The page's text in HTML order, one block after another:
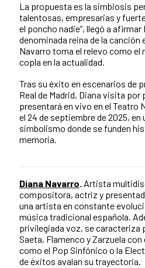
La propuesta es la simbiosis
talentosas, empresarias y
el poncho nadie”, llegó a afirmar
denominada reina de la canción
Navarro toma el relevo como el
copla en la actualidad.
Tras su éxito en escenarios de
Real de Madrid, Diana visita por
presentará en vivo en el Teatro
el 24 de septiembre de 2025, en
simbolismo donde se funden
memoria.
Diana Navarro. Artista
compositora, actriz y
una artista en constante
música tradicional española.
privilegiada voz, se caracteriza
Saeta, Flamenco y Zarzuela
como el Pop Sinfónico o la
de éxitos avalan su trayectoria.